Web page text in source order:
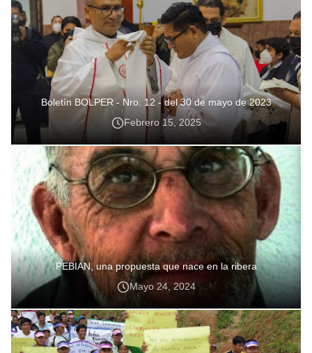
Boletín BOLPER - Nro. 12 - del 30 de mayo de 2023
Febrero 15, 2025
PEBIAN, una propuesta que nace en la ribera
Mayo 24, 2024